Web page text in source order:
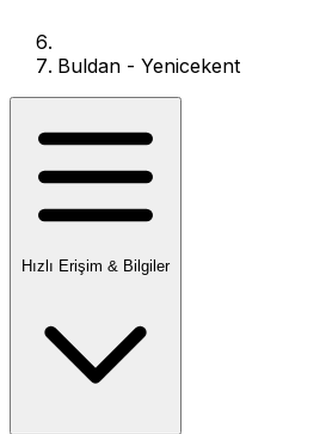
Buldan - Yenicekent
Hızlı Erişim & Bilgiler